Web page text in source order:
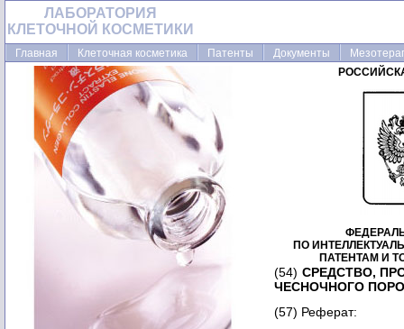
ЛАБОРАТОРИЯ
КЛЕТОЧНОЙ КОСМЕТИКИ
Главная Клеточная косметика Патенты Документы
ПО
ПАТЕНТАМ И
(54) СРЕДСТВО,
ЧЕСНОЧНОГО
(57) Реферат: